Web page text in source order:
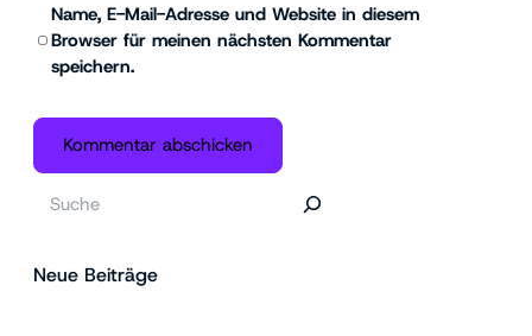
Name, E-Mail-Adresse und Website in diesem
Browser für meinen nächsten Kommentar
speichern.
h
Neue Beiträge